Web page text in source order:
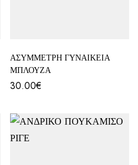
ΑΣΥΜΜΕΤΡΗ ΓΥΝΑΙΚΕΙΑ
ΜΠΛΟΥΖΑ
30.00€